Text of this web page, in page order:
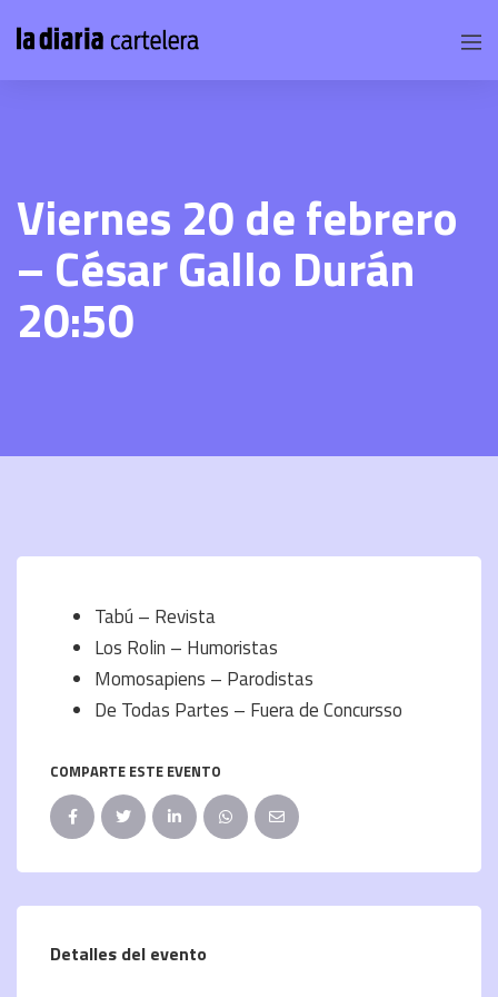
Viernes 20 de febrero
– César Gallo Durán
20:50
Tabú – Revista
Los Rolin – Humoristas
Momosapiens – Parodistas
De Todas Partes – Fuera de Concursso
COMPARTE ESTE EVENTO
Detalles del evento